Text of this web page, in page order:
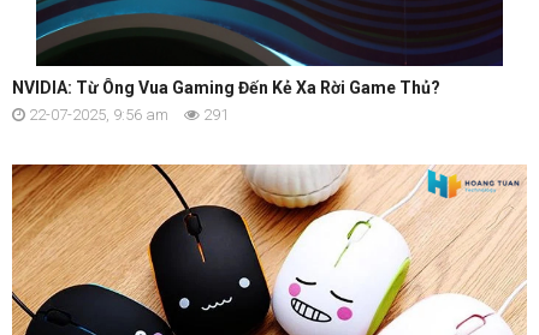
NVIDIA: Từ Ông Vua Gaming Đến Kẻ Xa Rời Game Thủ?
22-07-2025, 9:56 am 291